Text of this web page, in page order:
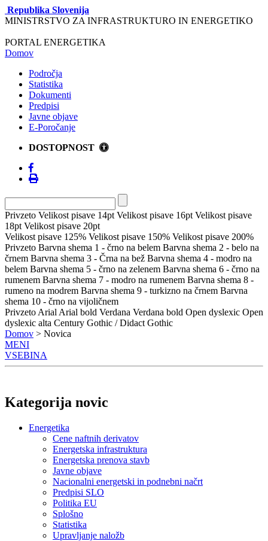
Republika Slovenija
MINISTRSTVO ZA INFRASTRUKTURO IN ENERGETIKO
PORTAL ENERGETIKA
Domov
Področja
Statistika
Dokumenti
Predpisi
Javne objave
E-Poročanje
DOSTOPNOST
Privzeto Velikost pisave 14pt Velikost pisave 16pt Velikost pisave
18pt Velikost pisave 20pt
Velikost pisave 125% Velikost pisave 150% Velikost pisave 200%
Privzeto Barvna shema 1 - črno na belem Barvna shema 2 - belo na
črnem Barvna shema 3 - Črna na bež Barvna shema 4 - modro na
belem Barvna shema 5 - črno na zelenem Barvna shema 6 - črno na
rumenem Barvna shema 7 - modro na rumenem Barvna shema 8 -
rumeno na modrem Barvna shema 9 - turkizno na črnem Barvna
shema 10 - črno na vijoličnem
Privzeto Arial Arial bold Verdana Verdana bold Open dyslexic Open
dyslexic alta Century Gothic / Didact Gothic
Domov > Novica
MENI
VSEBINA
Kategorija novic
Energetika
Cene naftnih derivatov
Energetska infrastruktura
Energetska prenova stavb
Javne objave
Nacionalni energetski in podnebni načrt
Predpisi SLO
Politika EU
Splošno
Statistika
Upravljanje naložb